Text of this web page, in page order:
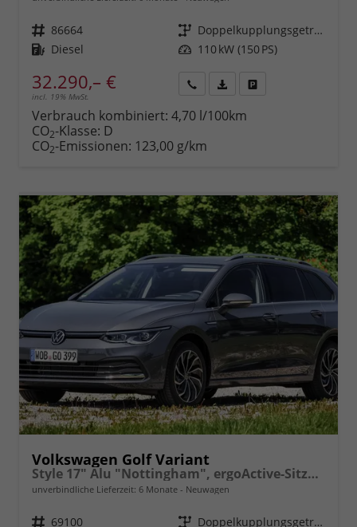
Fahrzeugnr. 86664 Getriebe
Doppelkupplungsgetriebe (DSG)
Kraftstoff Diesel Leistung 110 kW (150 PS)
32.290,– €
incl. 19% MwSt.
anfordern
Datei,
Verbrauch kombiniert: 4,70 l/100km
CO2-Klasse: D
CO2-Emissionen: 123,00 g/km
Volkswagen Golf Variant
Style 17" Alu "Nottingham", ergoActive-Sitze, Adaptiver Tempomat ACC, Digital Cockpit Pro, LED-Scheinwerfer PLUS, Radio2Discover 12,9" + Wireless App-Connect, Parksensoren vo/hi, Rückfahrkamera, 3-Zonen-Climatronic uvm.
unverbindliche Lieferzeit: 6 Monate Neuwagen
Fahrzeugnr. 69100 Getriebe
Doppelkupplungsgetriebe (DSG)